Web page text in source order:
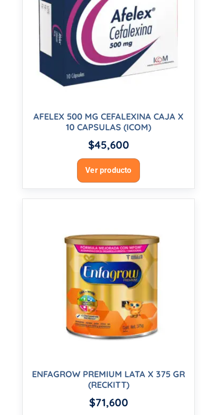
AFELEX 500 MG CEFALEXINA CAJA X
10 CAPSULAS (ICOM)
$45,600
Ver producto
ENFAGROW PREMIUM LATA X 375 GR
(RECKITT)
$71,600